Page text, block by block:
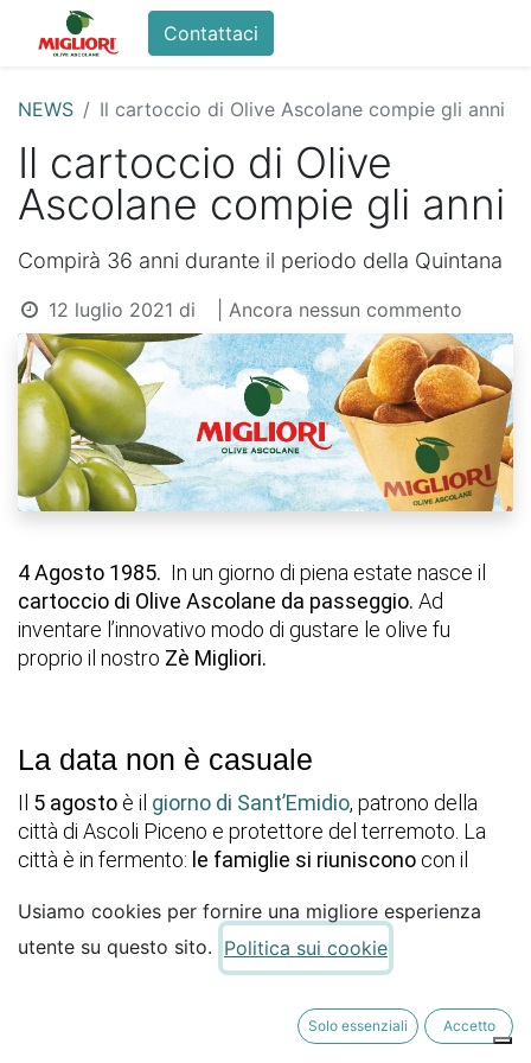
Contattaci
NEWS Il cartoccio di Olive Ascolane compie gli anni
Il cartoccio di Olive
Ascolane compie gli anni
Compirà 36 anni durante il periodo della Quintana
12 luglio 2021 di | Ancora nessun commento
4 Agosto 1985.
cartoccio di Olive Ascolane da passeggio. Ad
inventare l’innovativo modo di gustare le olive fu
proprio il nostro Zè Migliori.
La data non è casuale
Il 5 agosto è il giorno di Sant’Emidio, patrono della
città di Ascoli Piceno e protettore del terremoto. La
città è in fermento: le famiglie si riuniscono con il
donne si dedicano alle preparazioni per il pranzo del
giorno di festa.
pronti a darsi battaglia per conquistare il palio della
Usiamo cookies per fornire una migliore esperienza
utente su questo sito. Politica sui cookie
Solo essenziali Accetto